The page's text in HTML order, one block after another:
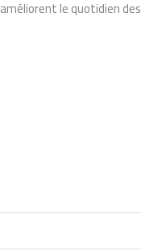
le quotidien des